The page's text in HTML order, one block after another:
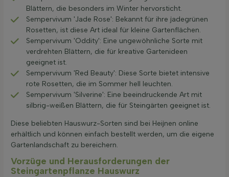
Blättern, die besonders im Winter hervorsticht.
Sempervivum 'Jade Rose': Bekannt für ihre jadegrünen
Rosetten, ist diese Art ideal für kleine Gartenflächen.
Sempervivum 'Oddity': Eine ungewöhnliche Sorte mit
verdrehten Blättern, die für kreative Gartenideen
geeignet ist.
Sempervivum 'Red Beauty': Diese Sorte bietet intensive
rote Rosetten, die im Sommer hell leuchten.
Sempervivum 'Silverine': Eine beeindruckende Art mit
silbrig-weißen Blättern, die für Steingärten geeignet ist.
Diese beliebten Hauswurz-Sorten sind bei Heijnen online
erhältlich und können einfach bestellt werden, um die eigene
Gartenlandschaft zu bereichern.
Vorzüge und Herausforderungen der
Steingartenpflanze Hauswurz